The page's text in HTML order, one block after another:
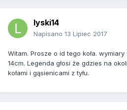
lyski14
Napisano 13 Lipiec 2017
Witam. Prosze o id tego koła.
14cm. Legenda głosi że gdzies na
kołami i gąsienicami z tyłu.